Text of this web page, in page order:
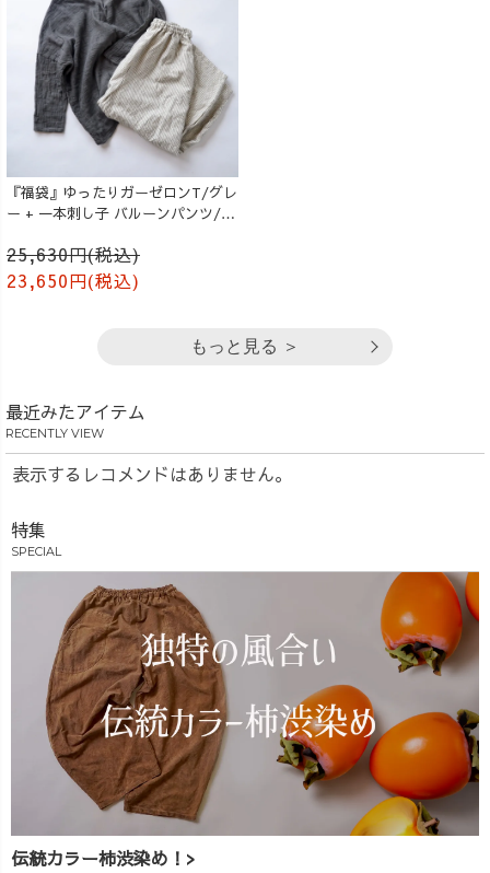
『福袋』ゆったりガーゼロンT/グレ
ー + 一本刺し子 バルーンパンツ/生
25,630円(税込)
23,650円(税込)
もっと見る ＞
最近みたアイテム
RECENTLY VIEW
表示するレコメンドはありません。
特集
SPECIAL
伝統カラー柿渋染め！>